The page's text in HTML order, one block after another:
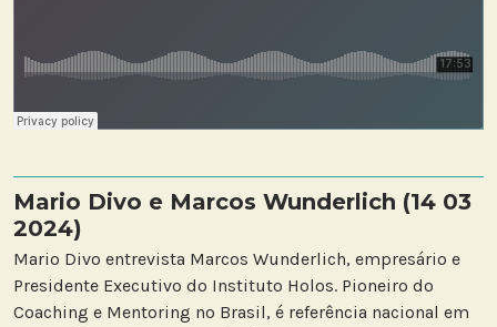
Mario Divo e Marcos Wunderlich (14 03
2024)
Mario Divo entrevista Marcos Wunderlich, empresário e
Presidente Executivo do Instituto Holos. Pioneiro do
Coaching e Mentoring no Brasil, é referência nacional em